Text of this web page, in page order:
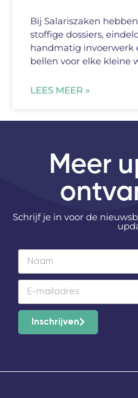
Bij Salariszaken
stoffige dossiers,
handmatig invoerwerk
bellen voor elke kleine
LEES MEER »
Meer
Schrijf je in voor de
Inschrijven